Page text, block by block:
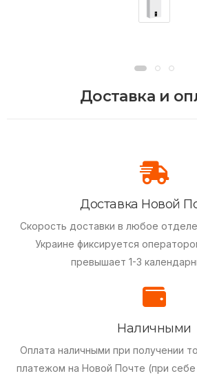
Доставка и
Доставка Новой
Скорость доставки в любое
Украине фиксируется
превышает 1-3
Наличными
Оплата наличными при получении
платежом на Новой Почте (при